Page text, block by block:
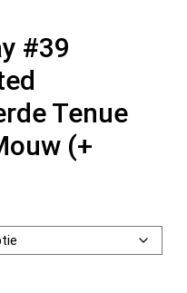
#39
Tenue
(+